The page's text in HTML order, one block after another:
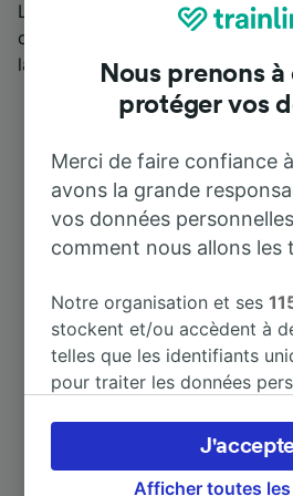
L’Eberbach, drainant la forêt
dynamique, elle est la quatrième
la deuxième du Bas-Rhin.
Nous prenons
protéger vos
Merci de faire confiance
avons la grande
vos données
comment nous allons les
Notre organisation et ses
stockent et/ou accèdent à
telles que les identifiants
pour traiter les données
préférences, notamment en
droit d’opposition à l’intérêt
cliquant ci-dessous ou à
Afficher toutes